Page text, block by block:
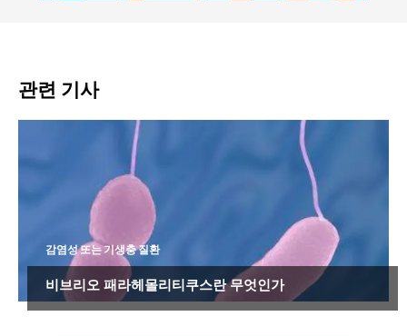
관련 기사
감염성 또는 기생충 질환
비브리오 패라헤몰리티쿠스란 무엇인가